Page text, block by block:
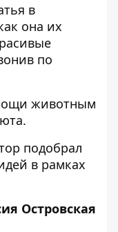
в
она их
по
животным
.
подобрал
в рамках
Островская